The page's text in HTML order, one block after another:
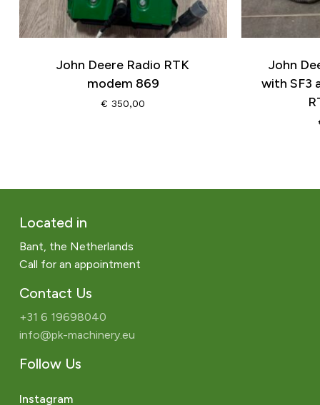
John Deere Radio RTK
modem 869
€ 350,00
John
with SF3
Located in
Bant, the Netherlands
Call for an appointment
Contact Us
+31 6 19698040
info@pk-machinery.eu
Follow Us
Instagram